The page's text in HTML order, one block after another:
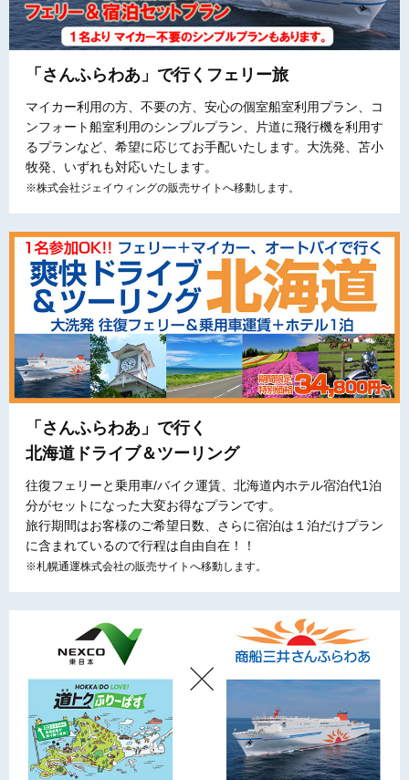
「さんふらわあ」で行くフェリー旅
マイカー利用の方、不要の方、安心の個室船室利用プラン、コ
ンフォート船室利用のシンプルプラン、片道に飛行機を利用す
るプランなど、希望に応じてお手配いたします。大洗発、苫小
牧発、いずれも対応いたします。
※株式会社ジェイウィングの販売サイトへ移動します。
「さんふらわあ」で行く
北海道ドライブ＆ツーリング
往復フェリーと乗用車/バイク運賃、北海道内ホテル宿泊代1泊
分がセットになった大変お得なプランです。
旅行期間はお客様のご希望日数、さらに宿泊は１泊だけプラン
に含まれているので行程は自由自在！！
※札幌通運株式会社の販売サイトへ移動します。